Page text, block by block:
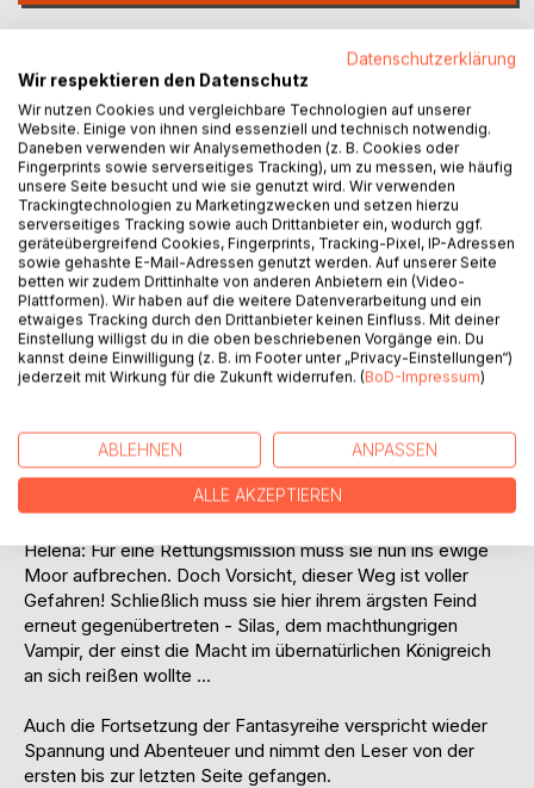
Titel bewerten
BESCHREIBUNG
Aufregung auf dem Herzogstand - auf dem Gipfel des
Berges scheint es zu spuken. Ist tatsächlich Hexerei im
Spiel? Steckt vielleicht Helena dahinter, das kecke
Dort erlernte sie perfekt das Hexenhandwerk und heiratete
Prinz Lorenzo, den Herrscher über die Fabelwelt.
Helena: Für eine Rettungsmission muss sie nun ins ewige
Moor aufbrechen. Doch Vorsicht, dieser Weg ist voller
Gefahren! Schließlich muss sie hier ihrem ärgsten Feind
erneut gegenübertreten - Silas, dem machthungrigen
Vampir, der einst die Macht im übernatürlichen Königreich
an sich reißen wollte ...
Auch die Fortsetzung der Fantasyreihe verspricht wieder
Spannung und Abenteuer und nimmt den Leser von der
ersten bis zur letzten Seite gefangen.
Datenschutzerklärung
Wir respektieren den Datenschutz
Wir nutzen Cookies und vergleichbare Technologien auf unserer
Website. Einige von ihnen sind essenziell und technisch notwendig.
Daneben verwenden wir Analysemethoden (z. B. Cookies oder
Fingerprints sowie serverseitiges Tracking), um zu messen, wie häufig
unsere Seite besucht und wie sie genutzt wird. Wir verwenden
Trackingtechnologien zu Marketingzwecken und setzen hierzu
serverseitiges Tracking sowie auch Drittanbieter ein, wodurch ggf.
geräteübergreifend Cookies, Fingerprints, Tracking-Pixel, IP-Adressen
sowie gehashte E-Mail-Adressen genutzt werden. Auf unserer Seite
betten wir zudem Drittinhalte von anderen Anbietern ein (Video-
Plattformen). Wir haben auf die weitere Datenverarbeitung und ein
etwaiges Tracking durch den Drittanbieter keinen Einfluss. Mit deiner
Einstellung willigst du in die oben beschriebenen Vorgänge ein. Du
kannst deine Einwilligung (z. B. im Footer unter „Privacy-Einstellungen“)
jederzeit mit Wirkung für die Zukunft widerrufen. (BoD-Impressum)
ABLEHNEN ANPASSEN
ALLE AKZEPTIEREN